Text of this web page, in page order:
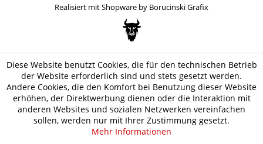
Realisiert mit Shopware by Borucinski Grafix
Diese Website benutzt Cookies, die für den technischen Betrieb
der Website erforderlich sind und stets gesetzt werden.
Andere Cookies, die den Komfort bei Benutzung dieser Website
erhöhen, der Direktwerbung dienen oder die Interaktion mit
anderen Websites und sozialen Netzwerken vereinfachen
sollen, werden nur mit Ihrer Zustimmung gesetzt.
Mehr Informationen